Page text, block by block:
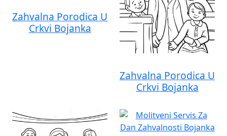
Zahvalna Porodica U
Crkvi Bojanka
Zahvalna Porodica U
Crkvi Bojanka